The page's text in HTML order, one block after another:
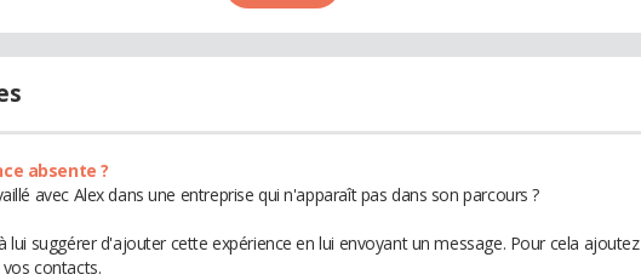
absente ?
avec Alex dans une entreprise qui n'apparaît pas dans son parcours ?
lui suggérer d'ajouter cette expérience en lui envoyant un message. Pour cela ajoutez
contacts.